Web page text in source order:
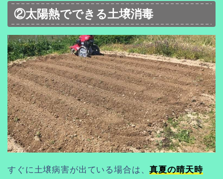
②太陽熱でできる土壌消毒
すぐに土壌病害が出ている場合は、真夏の晴天時